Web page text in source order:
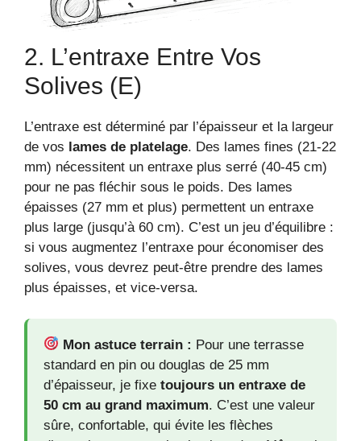
2. L’entraxe Entre Vos
Solives (E)
L’entraxe est déterminé par l’épaisseur et la largeur
de vos lames de platelage. Des lames fines (21-22
mm) nécessitent un entraxe plus serré (40-45 cm)
pour ne pas fléchir sous le poids. Des lames
épaisses (27 mm et plus) permettent un entraxe
plus large (jusqu’à 60 cm). C’est un jeu d’équilibre :
si vous augmentez l’entraxe pour économiser des
solives, vous devrez peut-être prendre des lames
plus épaisses, et vice-versa.
Mon astuce terrain : Pour une terrasse
standard en pin ou douglas de 25 mm
d’épaisseur, je fixe toujours un entraxe de
50 cm au grand maximum. C’est une valeur
sûre, confortable, qui évite les flèches